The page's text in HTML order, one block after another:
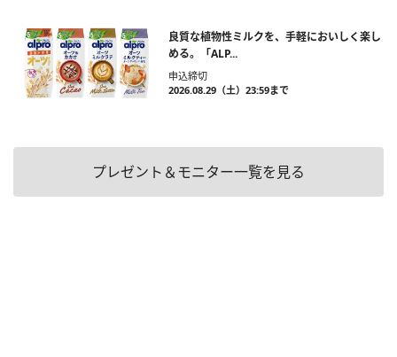
良質な植物性ミルクを、手軽においしく楽し
める。「ALP...
申込締切
2026.08.29（土）23:59まで
プレゼント＆モニター一覧を見る